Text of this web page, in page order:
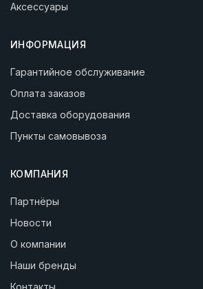
Аксессуары
ИНФОРМАЦИЯ
Гарантийное обслуживание
Оплата заказов
Доставка оборудования
Пункты самовывоза
КОМПАНИЯ
Партнёры
Новости
О компании
Наши бренды
Контакты